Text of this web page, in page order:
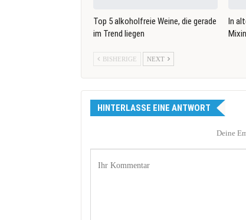
Top 5 alkoholfreie Weine, die gerade
im Trend liegen
In
BISHERIGE NEXT
HINTERLASSE EINE ANTWORT
Deine